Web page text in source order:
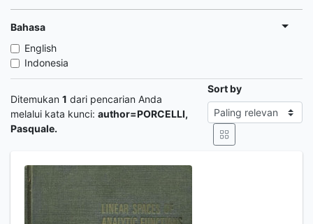
Bahasa
English
Indonesia
Ditemukan 1 dari pencarian Anda
melalui kata kunci: author=PORCELLI,
Pasquale.
Sort by